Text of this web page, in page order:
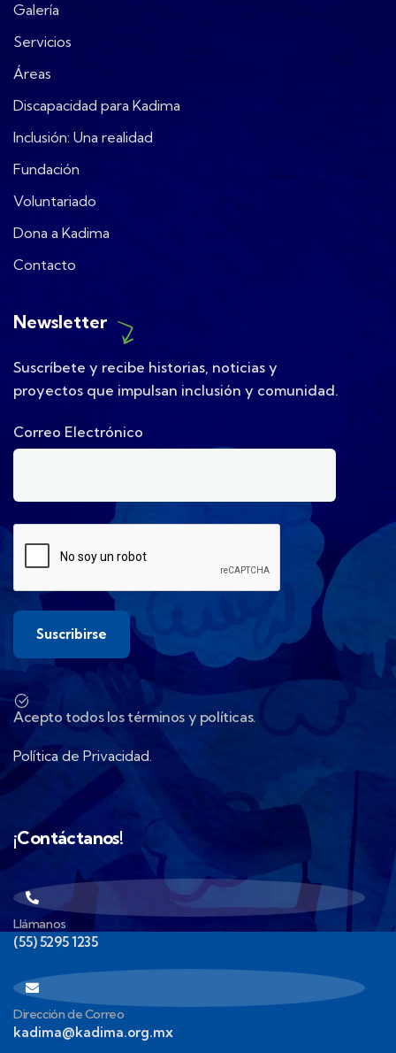
Galería
Servicios
Áreas
Discapacidad para Kadima
Inclusión: Una realidad
Fundación
Voluntariado
Dona a Kadima
Contacto
Newsletter
Suscríbete y recibe historias, noticias y
proyectos que impulsan inclusión y comunidad.
Correo Electrónico
Acepto todos los términos y políticas.
Política de Privacidad.
¡Contáctanos!
Llámanos
(55) 5295 1235
Dirección de Correo
kadima@kadima.org.mx